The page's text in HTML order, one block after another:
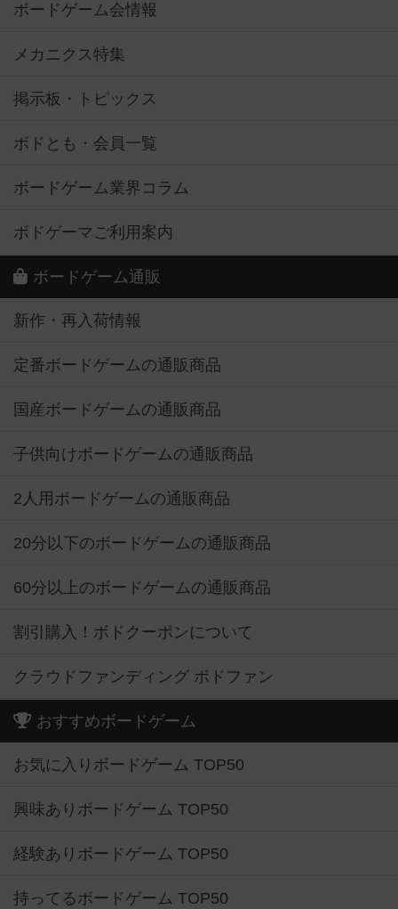
ボードゲーム会情報
メカニクス特集
掲示板・トピックス
ボドとも・会員一覧
ボードゲーム業界コラム
ボドゲーマご利用案内
ボードゲーム通販
新作・再入荷情報
定番ボードゲームの通販商品
国産ボードゲームの通販商品
子供向けボードゲームの通販商品
2人用ボードゲームの通販商品
20分以下のボードゲームの通販商品
60分以上のボードゲームの通販商品
割引購入！ボドクーポンについて
クラウドファンディング ボドファン
おすすめボードゲーム
お気に入りボードゲーム TOP50
興味ありボードゲーム TOP50
経験ありボードゲーム TOP50
持ってるボードゲーム TOP50